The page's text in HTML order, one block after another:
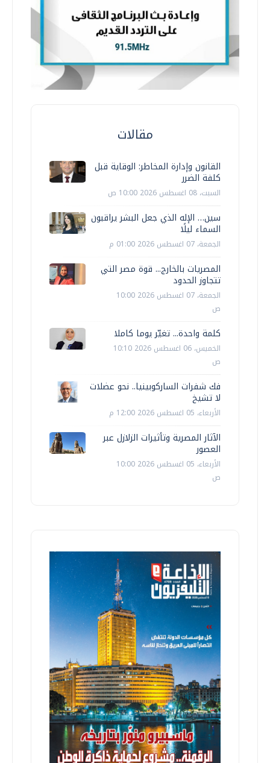
مقالات
القانون وإدارة المخاطر: الوقاية قبل
كلفة الضرر
السبت، 08 اغسطس 2026 10:00 ص
سين… الإله الذي جعل البشر يراقبون
السماء ليلًا
الجمعة، 07 اغسطس 2026 01:00 م
المصريات بالخارج... قوة مصر التي
تتجاوز الحدود
الجمعة، 07 اغسطس 2026 10:00
ص
كلمة واحدة... تغيّر يوما كاملا
الخميس، 06 اغسطس 2026 10:10
ص
فك شفرات الساركوبينيا.. نحو عضلات
لا تشيخ
الأربعاء، 05 اغسطس 2026 12:00 م
الآثار المصرية وتأثيرات الزلازل عبر
العصور
الأربعاء، 05 اغسطس 2026 10:00
ص